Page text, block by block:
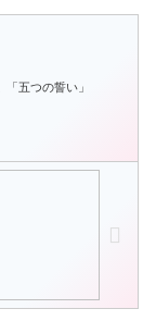
「五つの誓い」